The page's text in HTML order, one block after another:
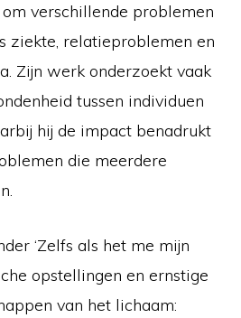
verschillende problemen
ziekte, relatieproblemen en
Zijn werk onderzoekt vaak
tussen individuen
hij de impact benadrukt
die meerdere
‘Zelfs als het me mijn
opstellingen en ernstige
van het lichaam: